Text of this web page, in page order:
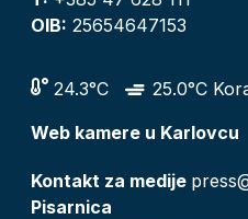
OIB: 25654647153
24.3°C
25.0°C
Web kamere u Karlovcu
Kontakt za medije
Pisarnica